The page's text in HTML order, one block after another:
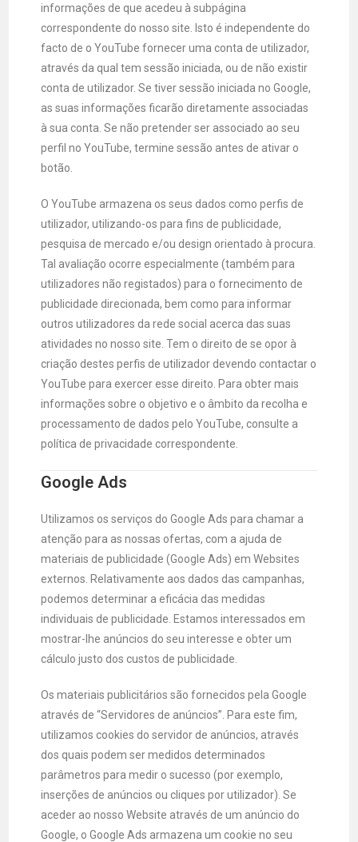
informações de que acedeu à subpágina
correspondente do nosso site. Isto é independente do
facto de o YouTube fornecer uma conta de utilizador,
através da qual tem sessão iniciada, ou de não existir
conta de utilizador. Se tiver sessão iniciada no Google,
as suas informações ficarão diretamente associadas
à sua conta. Se não pretender ser associado ao seu
perfil no YouTube, termine sessão antes de ativar o
botão.
O YouTube armazena os seus dados como perfis de
utilizador, utilizando-os para fins de publicidade,
pesquisa de mercado e/ou design orientado à procura.
Tal avaliação ocorre especialmente (também para
utilizadores não registados) para o fornecimento de
publicidade direcionada, bem como para informar
outros utilizadores da rede social acerca das suas
atividades no nosso site. Tem o direito de se opor à
criação destes perfis de utilizador devendo contactar o
YouTube para exercer esse direito. Para obter mais
informações sobre o objetivo e o âmbito da recolha e
processamento de dados pelo YouTube, consulte a
política de privacidade correspondente.
Google Ads
Utilizamos os serviços do Google Ads para chamar a
atenção para as nossas ofertas, com a ajuda de
materiais de publicidade (Google Ads) em Websites
externos. Relativamente aos dados das campanhas,
podemos determinar a eficácia das medidas
individuais de publicidade. Estamos interessados em
mostrar-lhe anúncios do seu interesse e obter um
cálculo justo dos custos de publicidade.
Os materiais publicitários são fornecidos pela Google
através de “Servidores de anúncios”. Para este fim,
utilizamos cookies do servidor de anúncios, através
dos quais podem ser medidos determinados
parâmetros para medir o sucesso (por exemplo,
inserções de anúncios ou cliques por utilizador). Se
aceder ao nosso Website através de um anúncio do
Google, o Google Ads armazena um cookie no seu